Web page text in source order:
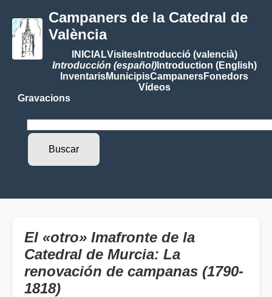
Campaners de la Catedral de
València
INICIALVisitesIntroducció (valencià)
Introducción (español)Introduction (English)
InventarisMunicipisCampanersFonedors
Vídeos
Gravacions
El «otro» Imafronte de la
Catedral de Murcia: La
renovación de campanas (1790-
1818)